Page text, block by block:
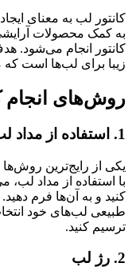
کانتور لب به معنای
به کمک محصولات
کانتور انجام می‌شود.
زیبا برای لب‌ها است که
روش‌های انجام
1. استفاده از مداد لب
یکی از رایج‌ترین
با استفاده از مداد
کنید و به آن‌ها فرم دهید.
طبیعی لب‌های خود
ترسیم کنید.
2. رژ لب